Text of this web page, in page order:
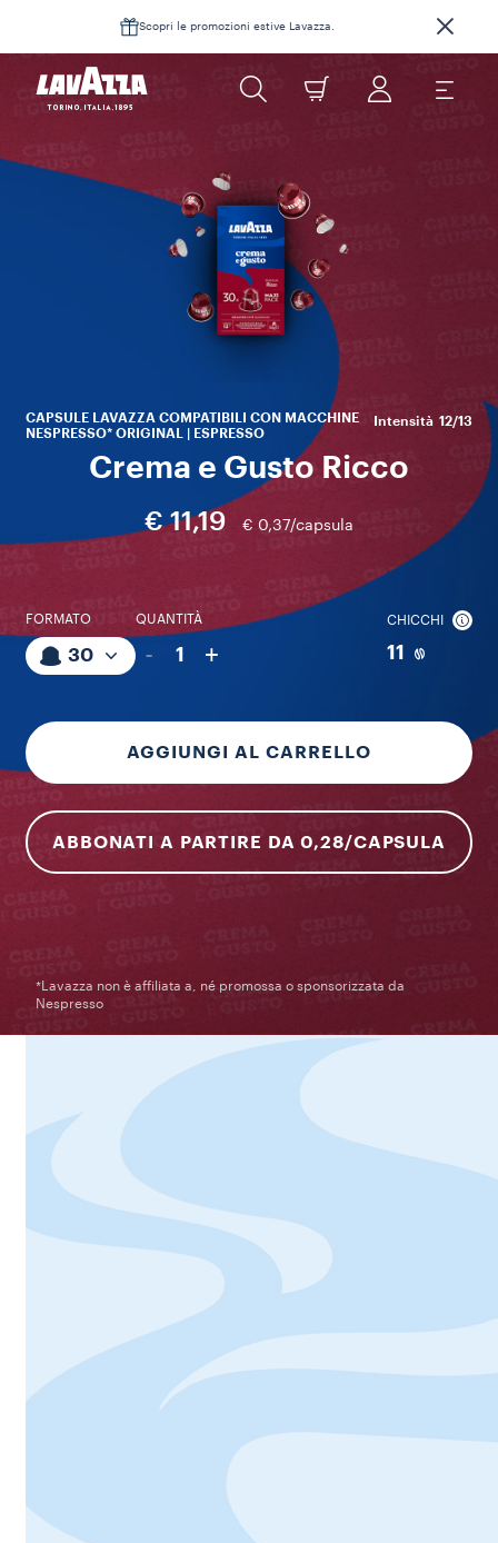
Scopri le promozioni estive Lavazza.
CAPSULE LAVAZZA COMPATIBILI CON MACCHINE
NESPRESSO* ORIGINAL | ESPRESSO
Intensità 12/13
Crema e Gusto Ricco
€ 11,19 € 0,37/capsula
FORMATO
30
QUANTITÀ
- 1 +
CHICCHI
11
AGGIUNGI AL CARRELLO
ABBONATI A PARTIRE DA 0,28/CAPSULA
*Lavazza non è affiliata a, né promossa o sponsorizzata da
Nespresso